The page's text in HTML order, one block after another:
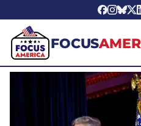
FOCUS